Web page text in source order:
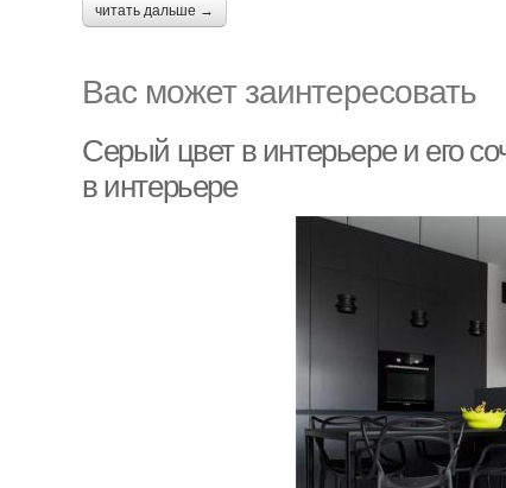
читать дальше →
Вас может заинтересовать
Серый цвет в интерьере и его
в интерьере